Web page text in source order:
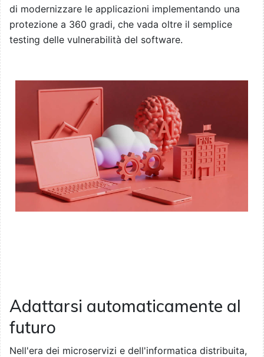
di modernizzare le applicazioni implementando una
protezione a 360 gradi, che vada oltre il semplice
testing delle vulnerabilità del software.
Adattarsi automaticamente al
futuro
Nell'era dei microservizi e dell'informatica distribuita,